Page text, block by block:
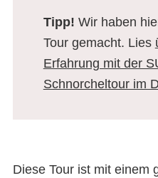
Tipp! Wir haben
Tour gemacht. Lies
Erfahrung mit der
Schnorcheltour im
Diese Tour ist mit einem